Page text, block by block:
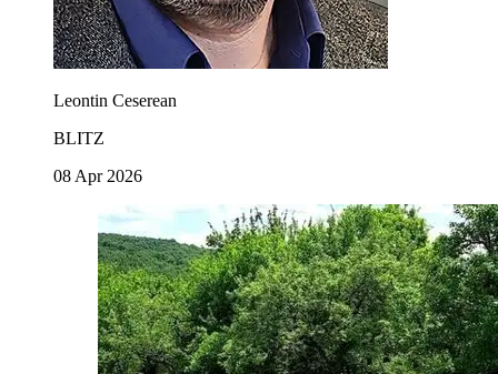
Leontin Ceserean
BLITZ
08 Apr 2026